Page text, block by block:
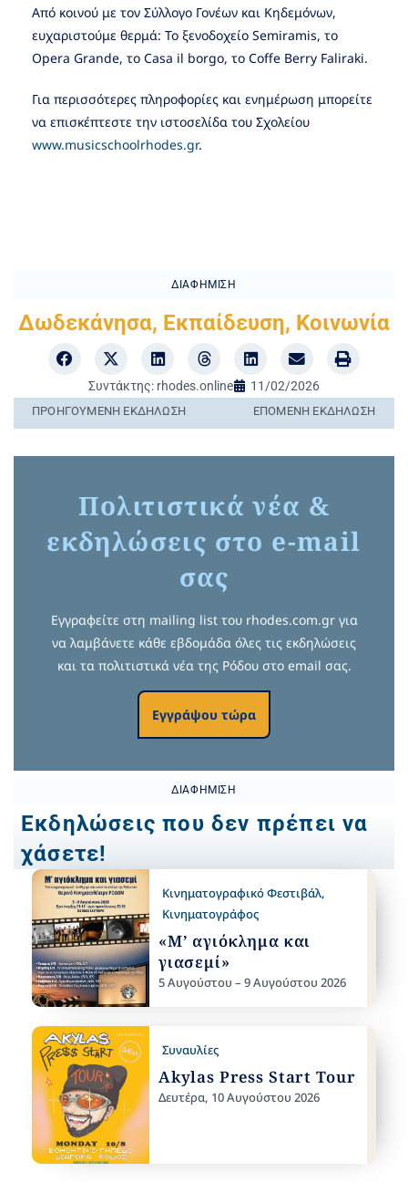
Από κοινού με τον Σύλλογο Γονέων και Κηδεμόνων,
ευχαριστούμε θερμά: Το ξενοδοχείο Semiramis, το
Opera Grande, το Casa il borgo, το Coffe Berry Faliraki.
Για περισσότερες πληροφορίες και ενημέρωση μπορείτε
να επισκέπτεστε την ιστοσελίδα του Σχολείου
www.musicschoolrhodes.gr.
ΔΙΑΦΉΜΙΣΗ
Δωδεκάνησα, Εκπαίδευση, Κοινωνία
Συντάκτης: rhodes.online 11/02/2026
ΠΡΟΗΓΟΎΜΕΝΗ ΕΚΔΉΛΩΣΗ ΕΠΌΜΕΝΗ ΕΚΔΉΛΩΣΗ
Πολιτιστικά νέα &
εκδηλώσεις στο e-mail
σας
Εγγραφείτε στη mailing list του rhodes.com.gr για
να λαμβάνετε κάθε εβδομάδα όλες τις εκδηλώσεις
και τα πολιτιστικά νέα της Ρόδου στο email σας.
Εγγράψου τώρα
ΔΙΑΦΉΜΙΣΗ
Εκδηλώσεις που δεν πρέπει να
χάσετε!
Κινηματογραφικό Φεστιβάλ,
Κινηματογράφος
«Μ’ αγιόκλημα και
γιασεμί»
5 Αυγούστου – 9 Αυγούστου 2026
Συναυλίες
Akylas Press Start Tour
Δευτέρα, 10 Αυγούστου 2026